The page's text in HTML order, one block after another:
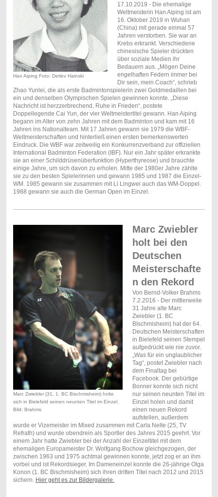
Han Aiping Foto: Detlev Hainski
17.10.2019 - Die ehemalige
Weltmeisterin Han Aiping ist am
16. Oktober 2019 in Wuhan
(China) mit gerade einmal 57
Jahren verstorben. Sie war an
Krebs erkrankt. Verschiedene
chinesische Spieler drückten
über soziale Medien ihr
Bedauern aus. „Mögen Deine
engelhaften Federn immer bei
Dir sein, mein Coach“, schrieb
Zhao Yunlei, die als erste Badmintonspielerin zwei Goldmedaillen bei
ein und denselben Olympischen Spielen gewinnen konnte. „Diese
Nachricht ist herzzerbrechend, Ruhe in Frieden“, postete
Doppellegende Cai Yun, der vier Weltmeistertitel gewann. Han Aiping
begann im Alter von zehn Jahren mit dem Badminton und kam mit 16
Jahren ins Nationalteam. Mit 17 Jahren gewann sie 1979 die WBF-
Weltmeisterschaften und hinterließ einen ersten bemerkenswerten
Eindruck. Die WBF war zeitweilig ein Konkurrenzverband zur offiziellen
International Badminton Federation (IBF). Nur ein Jahr später erkrankte
sie an einer Schilddrüsenüberfunktion (Hyperthyreose) und brauchte
einige Jahre, um sich davon zu erholen. Mitte der 1980er Jahre zählte
sie zu den besten Spielerinnen und gewann 1985 und 1987 die Einzel-
WM. 1985 gewann sie zusammen mit Li Lingwei auch das WM-Doppel.
1988 gewann sie auch die German Open im Einzel.
Marc Zwiebler (31, 1. BC Bischmisheim) holte
sich in Bielefeld seinen neunten Titel im Einzel.
Bild: Brahms
Marc Zwiebler
holt bei den
Deutschen
Meisterschafte
n den Rekord
Von Bernd-Volker Brahms
7.2.2016 - Der mittlerweile
31 Jahre alte Marc
Zwiebler (1. BC
BIschmisheim) hat der 64.
Deutschen Meisterschaften
in Bielefeld seinen Stempel
aufgedrückt wie nie zuvor.
„Was für ein unglaublicher
Tag“, postet Zwiebler nach
dem Finaltag bei
Facebook. Der gebürtige
Bonner konnte sich nicht
nur seinen neunten Titel im
Einzel holen und damit
einen neuen Rekord
aufstellen, außerdem
wurde er Vizemeister im Mixed zusammen mit Carla Nelte (25, TV
Refrath) und wurde obendrein als Sportler des Jahres 2015 geehrt. Vor
einem Jahr hatte Zwiebler bei der Anzahl der Einzeltitel mit dem
ehemaligen Europameister Dr. Wolfgang Bochow gleichgezogen, der
zwischen 1963 und 1975 achtmal gewinnen konnte, jetzt zog er an ihm
vorbei und ist Rekordsieger. Im Dameneinzel konnte die 26-jährige Olga
Konon (1. BC Bischmisheim) sich ihren dritten Titel nach 2012 und 2015
sichern. Hier geht es zur Bildergalerie.